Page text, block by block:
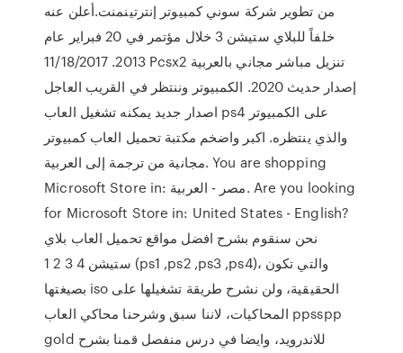
من تطوير شركة سوني كمبيوتر إنترتينمنت.أعلن عنه
خلفاً للبلاي ستيشن 3 خلال مؤتمر في 20 فبراير عام
2013. 11/18/2017 Pcsx2 تنزيل مباشر مجاني بالعربية
إصدار حديث 2020. الكمبيوتر وننتظر في القريب العاجل
اصدار جديد يمكنه تشغيل العاب ps4 على الكمبيوتر
والذي ينتظره. اكبر واضخم مكتبة تحميل العاب كمبيوتر
مجانية من ترجمة إلى العربية. You are shopping
Microsoft Store in: مصر - العربية. Are you looking
for Microsoft Store in: United States - English?
نحن سنقوم بشرح افضل مواقع تحميل العاب بلاي
ستيشن 4 3 2 1 (ps1 ,ps2 ,ps3 ,ps4)، والتي تكون
بصيغتها iso الحقيقية، ولن نشرح طريقة تشغيلها على
المحاكيات، لاننا سبق وشرحنا محاكي العاب ppsspp
gold للاندرويد، وايضا في درس منفصل قمنا بشرح